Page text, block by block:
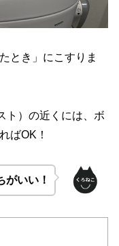
とき」にこすりま
ト）の近くには、ボ
ばOK！
がいい！